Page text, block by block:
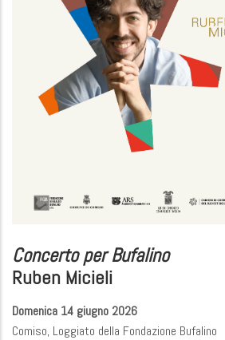
Concerto per Bufalino
Ruben Micieli
Domenica 14 giugno 2026
Comiso, Loggiato della Fondazione Bufalino